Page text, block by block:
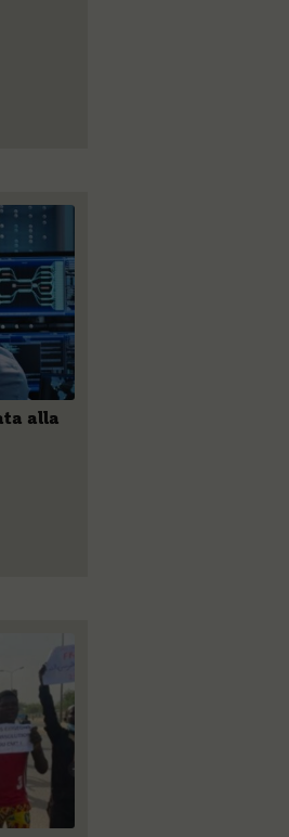
alla